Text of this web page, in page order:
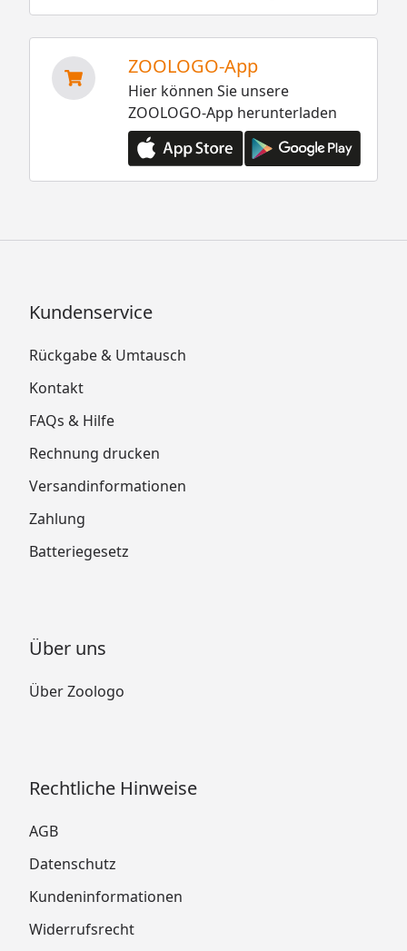
ZOOLOGO-App
Hier können Sie unsere
ZOOLOGO-App herunterladen
Kundenservice
Rückgabe & Umtausch
Kontakt
FAQs & Hilfe
Rechnung drucken
Versandinformationen
Zahlung
Batteriegesetz
Über uns
Über Zoologo
Rechtliche Hinweise
AGB
Datenschutz
Kundeninformationen
Widerrufsrecht